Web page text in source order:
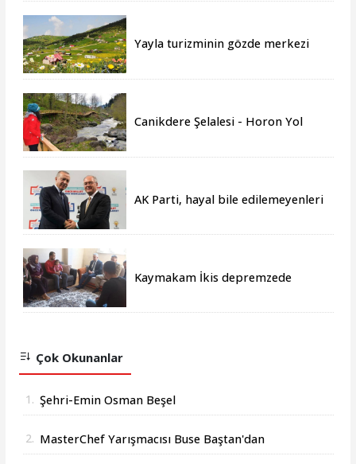
Yayla turizminin gözde merkezi
Canikdere Şelalesi - Horon Yol
AK Parti, hayal bile edilemeyenleri
Kaymakam İkis depremzede
Çok Okunanlar
1. Şehri-Emin Osman Beşel
2. MasterChef Yarışmacısı Buse Baştan'dan